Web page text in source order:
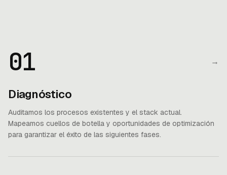
01 →
Diagnóstico
Auditamos los procesos existentes y el stack actual.
Mapeamos cuellos de botella y oportunidades de optimización
para garantizar el éxito de las siguientes fases.